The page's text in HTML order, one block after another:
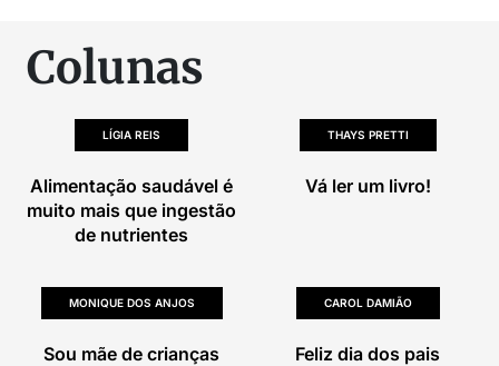
Colunas
LÍGIA REIS
Alimentação saudável é
muito mais que ingestão
de nutrientes
THAYS PRETTI
Vá ler um livro!
MONIQUE DOS ANJOS
Sou mãe de crianças
CAROL DAMIÃO
Feliz dia dos pais